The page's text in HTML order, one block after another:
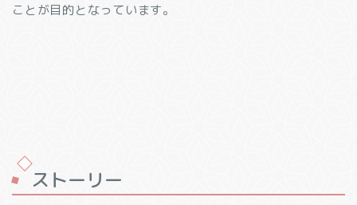
ことが目的となっています。
ストーリー